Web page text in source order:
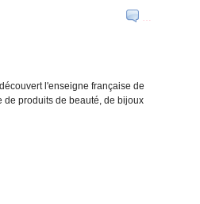
…
l'enseigne française de
de produits de beauté, de bijoux